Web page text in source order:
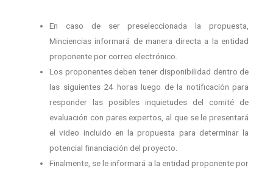
En caso de ser preseleccionada la propuesta,
Minciencias informará de manera directa a la entidad
proponente por correo electrónico.
Los proponentes deben tener disponibilidad dentro de
las siguientes 24 horas luego de la notificación para
responder las posibles inquietudes del comité de
evaluación con pares expertos, al que se le presentará
el video incluido en la propuesta para determinar la
potencial financiación del proyecto.
Finalmente, se le informará a la entidad proponente por